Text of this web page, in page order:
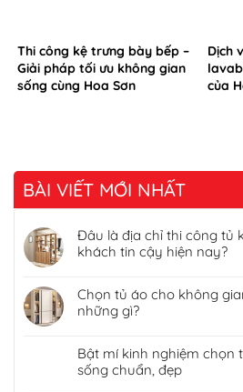
Thi công kệ trưng bày bếp –
Giải pháp tối ưu không gian
sống cùng Hoa Sơn
Dịch
của
BÀI VIẾT MỚI NHẤT
Đâu là địa chỉ thi công tủ
khách tin cậy hiện nay?
Chọn tủ áo cho không
những gì?
Bật mí kinh nghiệm chọn
sống chuẩn, đẹp